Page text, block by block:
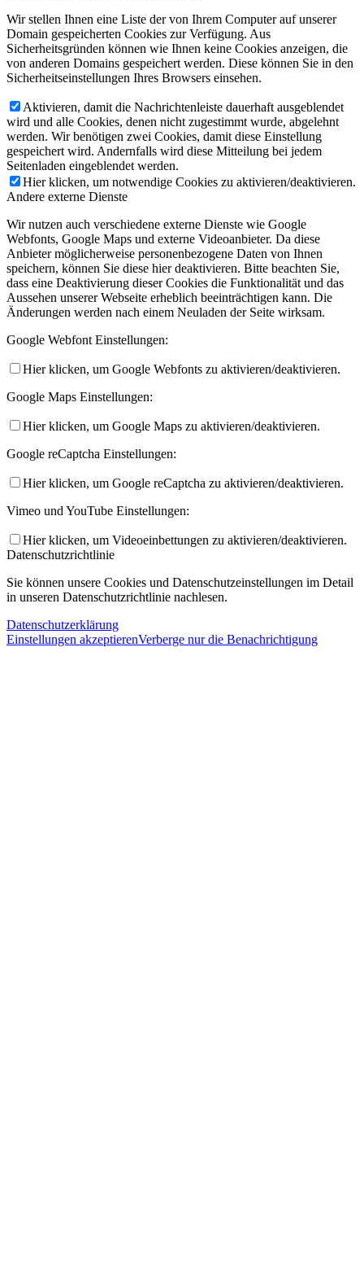
Wir stellen Ihnen eine Liste der von Ihrem Computer auf unserer
Domain gespeicherten Cookies zur Verfügung. Aus
Sicherheitsgründen können wie Ihnen keine Cookies anzeigen, die
von anderen Domains gespeichert werden. Diese können Sie in den
Sicherheitseinstellungen Ihres Browsers einsehen.
Aktivieren, damit die Nachrichtenleiste dauerhaft ausgeblendet
wird und alle Cookies, denen nicht zugestimmt wurde, abgelehnt
werden. Wir benötigen zwei Cookies, damit diese Einstellung
gespeichert wird. Andernfalls wird diese Mitteilung bei jedem
Seitenladen eingeblendet werden.
Hier klicken, um notwendige Cookies zu aktivieren/deaktivieren.
Andere externe Dienste
Wir nutzen auch verschiedene externe Dienste wie Google
Webfonts, Google Maps und externe Videoanbieter. Da diese
Anbieter möglicherweise personenbezogene Daten von Ihnen
speichern, können Sie diese hier deaktivieren. Bitte beachten Sie,
dass eine Deaktivierung dieser Cookies die Funktionalität und das
Aussehen unserer Webseite erheblich beeinträchtigen kann. Die
Änderungen werden nach einem Neuladen der Seite wirksam.
Google Webfont Einstellungen:
Hier klicken, um Google Webfonts zu aktivieren/deaktivieren.
Google Maps Einstellungen:
Hier klicken, um Google Maps zu aktivieren/deaktivieren.
Google reCaptcha Einstellungen:
Hier klicken, um Google reCaptcha zu aktivieren/deaktivieren.
Vimeo und YouTube Einstellungen:
Hier klicken, um Videoeinbettungen zu aktivieren/deaktivieren.
Datenschutzrichtlinie
Sie können unsere Cookies und Datenschutzeinstellungen im Detail
in unseren Datenschutzrichtlinie nachlesen.
Datenschutzerklärung
Einstellungen akzeptierenVerberge nur die Benachrichtigung